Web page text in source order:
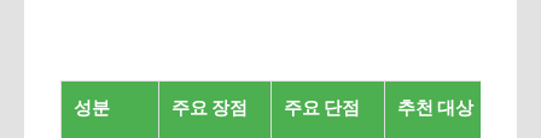
성분 주요 장점 주요 단점 추천 대상